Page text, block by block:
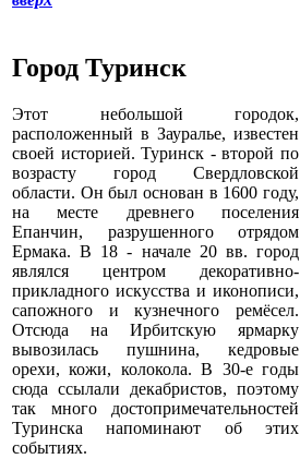
Город Туринск
Этот небольшой городок,
расположенный в Зауралье, известен
своей историей. Туринск - второй по
возрасту город Свердловской
области. Он был основан в 1600 году,
на месте древнего поселения
Епанчин, разрушенного отрядом
Ермака. В 18 - начале 20 вв. город
являлся центром декоративно-
прикладного искусства и иконописи,
сапожного и кузнечного ремёсел.
Отсюда на Ирбитскую ярмарку
вывозилась пушнина, кедровые
орехи, кожи, колокола. В 30-е годы
сюда ссылали декабристов, поэтому
так много достопримечательностей
Туринска напоминают об этих
событиях.